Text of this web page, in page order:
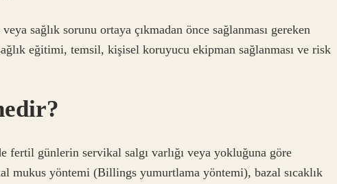
sağlık sorunu ortaya çıkmadan önce sağlanması gereken
eğitimi, temsil, kişisel koruyucu ekipman sağlanması ve risk
fertil günlerin servikal salgı varlığı veya yokluğuna göre
mukus yöntemi (Billings yumurtlama yöntemi), bazal sıcaklık